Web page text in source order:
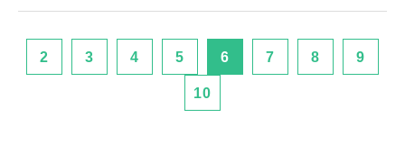
2 3 4 5 6 7 8 9
10